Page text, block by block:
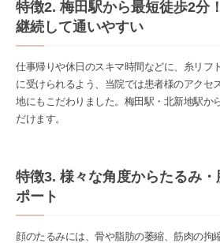
特徴2. 梅田駅から最短徒歩2分
継続して通いやすい
仕事帰りや休日のスキマ時間などに、糸リフ
に受けられるよう、当院では患者様のアクセ
地にもこだわりました。梅田駅・北新地駅か
だけます。
特徴3. 様々な角度からたるみ
ポート
顔のたるみには、骨や脂肪の萎縮、筋肉の拘